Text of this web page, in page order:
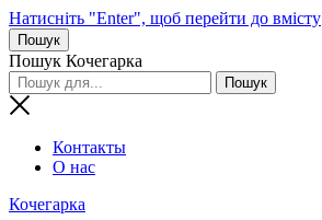
Натисніть "Enter", щоб перейти до вмісту
Пошук
Пошук Кочегарка
Контакты
О нас
Кочегарка